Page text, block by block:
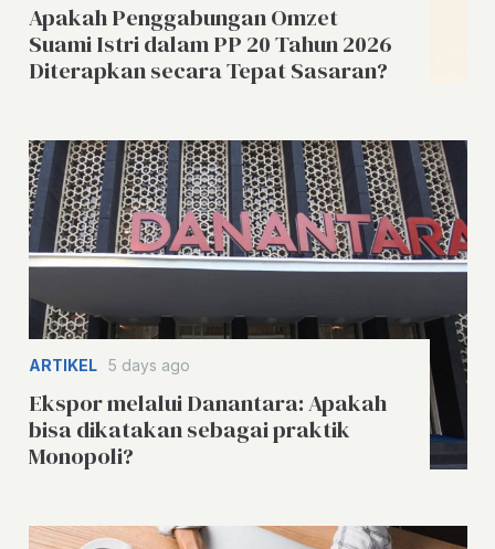
Apakah Penggabungan Omzet
Suami Istri dalam PP 20 Tahun 2026
Diterapkan secara Tepat Sasaran?
ARTIKEL 5 days ago
Ekspor melalui Danantara: Apakah
bisa dikatakan sebagai praktik
Monopoli?